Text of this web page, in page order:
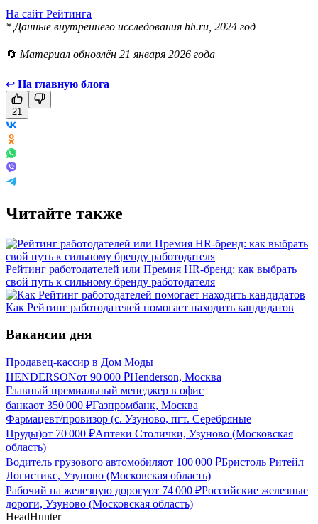
На сайт Рейтинга
* Данные внутреннего исследования hh.ru, 2024 год
🔄 Материал обновлён 21 января 2026 года
↩ На главную блога
21
Читайте также
Рейтинг работодателей или Премия HR-бренд: как выбрать
свой путь к сильному бренду работодателя
Как Рейтинг работодателей помогает находить кандидатов
Вакансии дня
Продавец-кассир в Дом Моды
HENDERSONот 90 000 ₽Henderson, Москва
Главный премиальный менеджер в офис
банкаот 350 000 ₽Газпромбанк, Москва
Фармацевт/провизор (с. Узуново, пгт. Серебряные
Пруды)от 70 000 ₽Аптеки Столички, Узуново (Московская
область)
Водитель грузового автомобиляот 100 000 ₽Бристоль Ритейл
Логистикс, Узуново (Московская область)
Рабочий на железную дорогуот 74 000 ₽Российские железные
дороги, Узуново (Московская область)
HeadHunter